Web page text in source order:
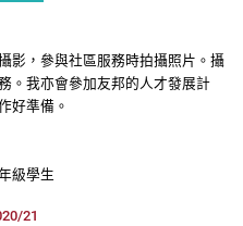
影，參與社區服務時拍攝照片。攝
。我亦會參加友邦的人才發展計
好準備。
級學生
21